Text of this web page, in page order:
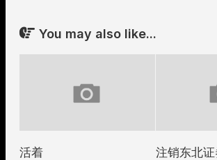
You may also like...
活着 注销东北证